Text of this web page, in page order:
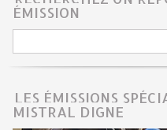
ÉMISSION
LES ÉMISSIONS
MISTRAL DIGNE